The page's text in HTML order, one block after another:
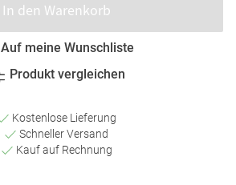
In den Warenkorb
Auf meine Wunschliste
Produkt vergleichen
Kostenlose Lieferung
Schneller Versand
Kauf auf Rechnung